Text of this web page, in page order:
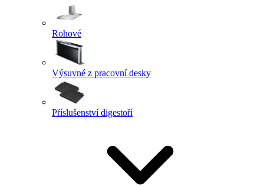
Rohové
Výsuvné z pracovní desky
Příslušenství digestoří